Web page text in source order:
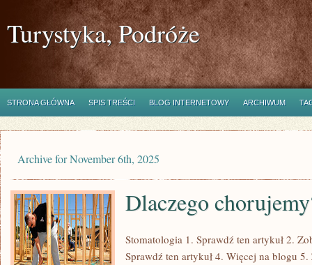
Turystyka, Podróże
STRONA GŁÓWNA SPIS TREŚCI BLOG INTERNETOWY ARCHIWUM
Archive for November 6th, 2025
Dlaczego
Stomatologia 1. Sprawdź ten artykuł 2.
Sprawdź ten artykuł 4. Więcej na blogu